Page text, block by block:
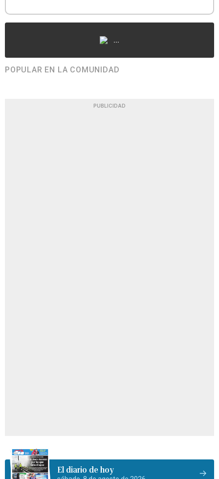
...
POPULAR EN LA COMUNIDAD
PUBLICIDAD
El diario de hoy